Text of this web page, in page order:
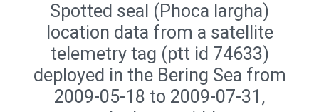
Spotted seal (Phoca largha)
location data from a satellite
telemetry tag (ptt id 74633)
deployed in the Bering Sea from
2009-05-18 to 2009-07-31,